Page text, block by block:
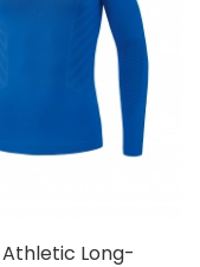
Athletic Long-